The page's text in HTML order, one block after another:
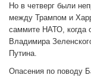
Но в четверг были
между Трампом и
саммите НАТО, когда
Владимира
Путина.
Опасения по поводу